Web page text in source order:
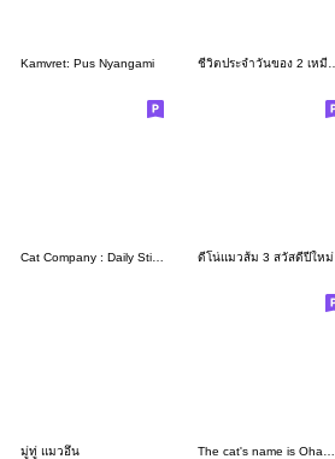
Kamvret: Pus Nyangami
ดีโน่แมวส้ม 3 สวัสดีปีใหม่
มู่ทู่ แมวอึน The cat's name is Ohagi.5